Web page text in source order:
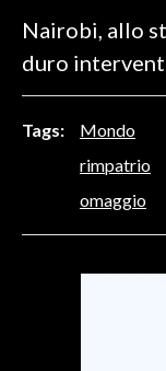
CALCIO REGIONALE
BASKET
MOTORI
ALTRI SPORT
Nairobi, allo
duro
Tags: Mondo
rimpatrio
omaggio